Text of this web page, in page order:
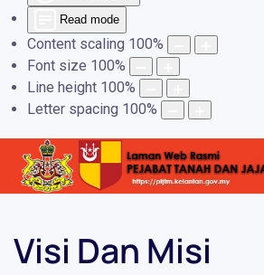
Read mode
Content scaling 100%
Font size 100%
Line height 100%
Letter spacing 100%
Visi Dan Misi